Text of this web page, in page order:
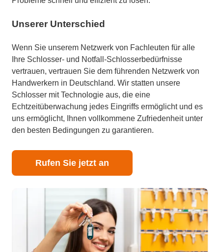
Unserer Unterschied
Wenn Sie unserem Netzwerk von Fachleuten für alle
Ihre Schlosser- und Notfall-Schlosserbedürfnisse
vertrauen, vertrauen Sie dem führenden Netzwerk von
Handwerkern in Deutschland. Wir statten unsere
Schlosser mit Technologie aus, die eine
Echtzeitüberwachung jedes Eingriffs ermöglicht und es
uns ermöglicht, Ihnen vollkommene Zufriedenheit unter
den besten Bedingungen zu garantieren.
Rufen Sie jetzt an